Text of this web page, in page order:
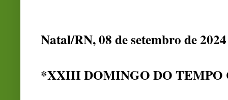
Natal/RN, 08 de setembro de 2024
*XXIII DOMINGO DO